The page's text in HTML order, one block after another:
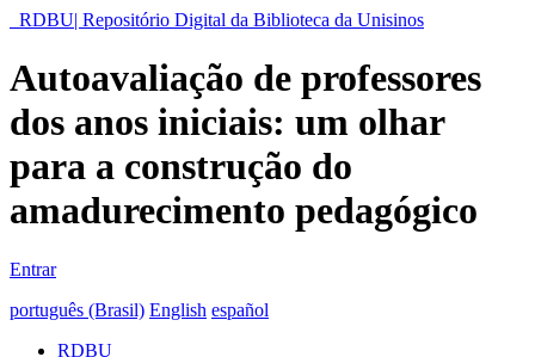
RDBU| Repositório Digital da Biblioteca da Unisinos
Autoavaliação de professores
dos anos iniciais: um olhar
para a construção do
amadurecimento pedagógico
Entrar
português (Brasil) English español
RDBU